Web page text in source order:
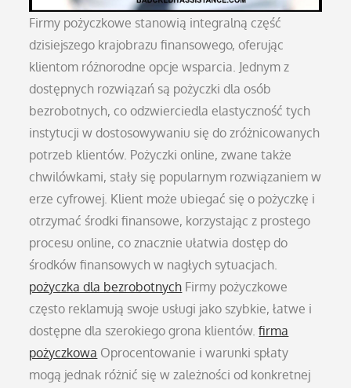
Firmy pożyczkowe stanowią integralną część
dzisiejszego krajobrazu finansowego, oferując
klientom różnorodne opcje wsparcia. Jednym z
dostępnych rozwiązań są pożyczki dla osób
bezrobotnych, co odzwierciedla elastyczność tych
instytucji w dostosowywaniu się do zróżnicowanych
potrzeb klientów. Pożyczki online, zwane także
chwilówkami, stały się popularnym rozwiązaniem w
erze cyfrowej. Klient może ubiegać się o pożyczkę i
otrzymać środki finansowe, korzystając z prostego
procesu online, co znacznie ułatwia dostęp do
środków finansowych w nagłych sytuacjach.
pożyczka dla bezrobotnych Firmy pożyczkowe
często reklamują swoje usługi jako szybkie, łatwe i
dostępne dla szerokiego grona klientów.firma
pożyczkowa Oprocentowanie i warunki spłaty
mogą jednak różnić się w zależności od konkretnej